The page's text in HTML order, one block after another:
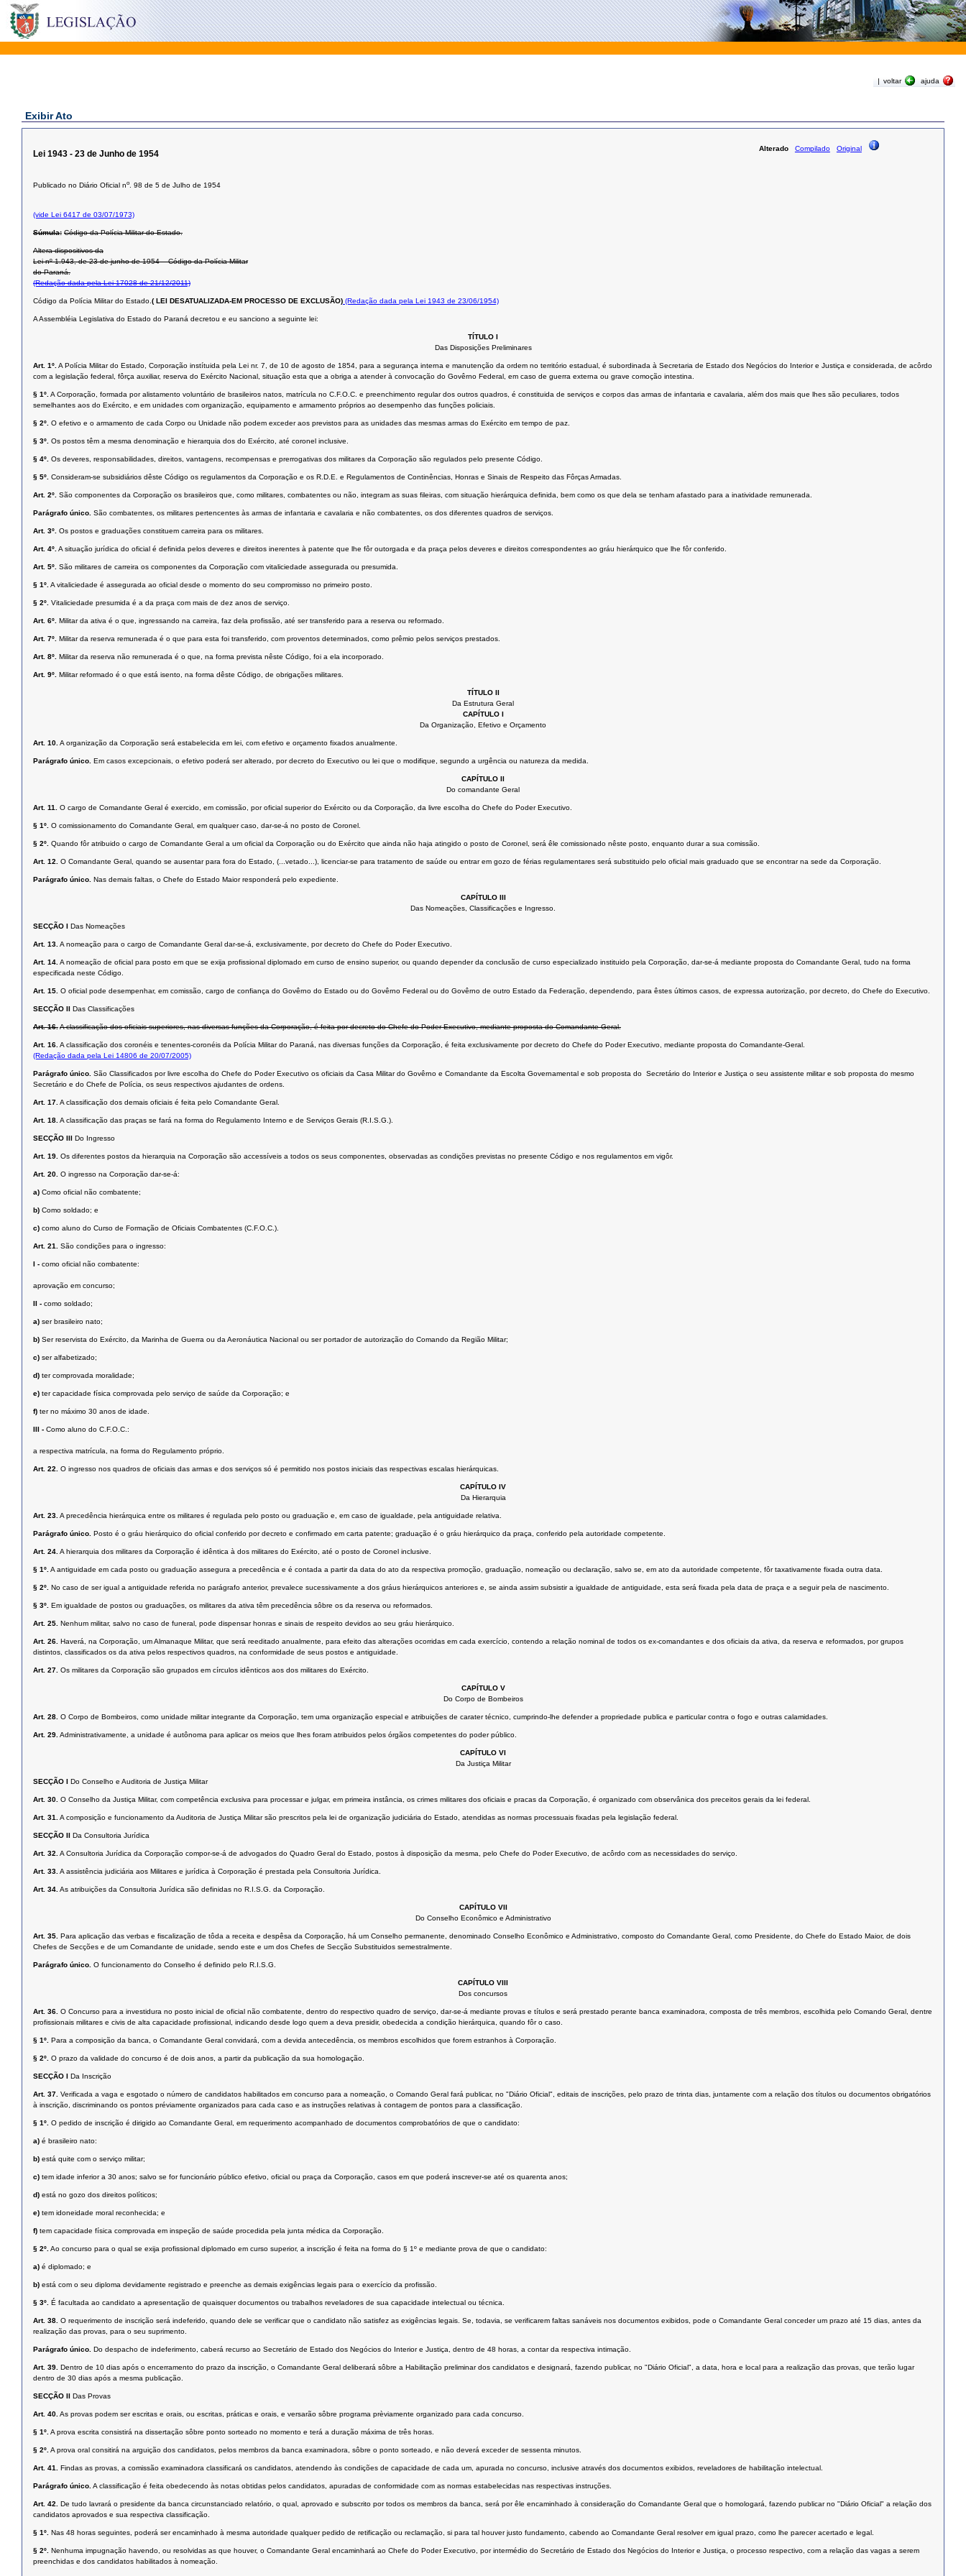
| voltar ajuda
Exibir Ato
Alterado Compilado Original
Lei 1943 - 23 de Junho de 1954
Publicado no Diário Oficial no. 98 de 5 de Julho de 1954
(vide Lei 6417 de 03/07/1973)
Súmula: Código da Polícia Militar do Estado.
Altera dispositivos da
Lei nº 1.943, de 23 de junho de 1954 – Código da Polícia Militar
do Paraná.
(Redação dada pela Lei 17028 de 21/12/2011)
Código da Polícia Militar do Estado. ( LEI DESATUALIZADA-EM PROCESSO DE EXCLUSÃO) (Redação dada pela Lei 1943 de 23/06/1954)
A Assembléia Legislativa do Estado do Paraná decretou e eu sanciono a seguinte lei:
TÍTULO I
Das Disposições Preliminares
Art. 1º. A Polícia Militar do Estado, Corporação instítuida pela Lei nr. 7, de 10 de agosto de 1854, para a segurança interna e manutenção da ordem no território estadual, é subordinada à Secretaria de Estado dos Negócios do Interior e Justiça e considerada, de acôrdo
com a legislação federal, fôrça auxiliar, reserva do Exército Nacional, situação esta que a obriga a atender à convocação do Govêrno Federal, em caso de guerra externa ou grave comoção intestina.
§ 1º. A Corporação, formada por alistamento voluntário de brasileiros natos, matrícula no C.F.O.C. e preenchimento regular dos outros quadros, é constituida de serviços e corpos das armas de infantaria e cavalaria, além dos mais que lhes são peculiares, todos
semelhantes aos do Exército, e em unidades com organização, equipamento e armamento próprios ao desempenho das funções policiais.
§ 2º. O efetivo e o armamento de cada Corpo ou Unidade não podem exceder aos previstos para as unidades das mesmas armas do Exército em tempo de paz.
§ 3º. Os postos têm a mesma denominação e hierarquia dos do Exército, até coronel inclusive.
§ 4º. Os deveres, responsabilidades, direitos, vantagens, recompensas e prerrogativas dos militares da Corporação são regulados pelo presente Código.
§ 5º. Consideram-se subsidiários dêste Código os regulamentos da Corporação e os R.D.E. e Regulamentos de Continências, Honras e Sinais de Respeito das Fôrças Armadas.
Art. 2º. São componentes da Corporação os brasileiros que, como militares, combatentes ou não, integram as suas fileiras, com situação hierárquica definida, bem como os que dela se tenham afastado para a inatividade remunerada.
Parágrafo único. São combatentes, os militares pertencentes às armas de infantaria e cavalaria e não combatentes, os dos diferentes quadros de serviços.
Art. 3º. Os postos e graduações constituem carreira para os militares.
Art. 4º. A situação jurídica do oficial é definida pelos deveres e direitos inerentes à patente que lhe fôr outorgada e da praça pelos deveres e direitos correspondentes ao gráu hierárquico que lhe fôr conferido.
Art. 5º. São militares de carreira os componentes da Corporação com vitaliciedade assegurada ou presumida.
§ 1º. A vitaliciedade é assegurada ao oficial desde o momento do seu compromisso no primeiro posto.
§ 2º. Vitaliciedade presumida é a da praça com mais de dez anos de serviço.
Art. 6º. Militar da ativa é o que, ingressando na carreira, faz dela profissão, até ser transferido para a reserva ou reformado.
Art. 7º. Militar da reserva remunerada é o que para esta foi transferido, com proventos determinados, como prêmio pelos serviços prestados.
Art. 8º. Militar da reserva não remunerada é o que, na forma prevista nêste Código, foi a ela incorporado.
Art. 9º. Militar reformado é o que está isento, na forma dêste Código, de obrigações militares.
TÍTULO II
Da Estrutura Geral
CAPÍTULO I
Da Organização, Efetivo e Orçamento
Art. 10. A organização da Corporação será estabelecida em lei, com efetivo e orçamento fixados anualmente.
Parágrafo único. Em casos excepcionais, o efetivo poderá ser alterado, por decreto do Executivo ou lei que o modifique, segundo a urgência ou natureza da medida.
CAPÍTULO II
Do comandante Geral
Art. 11. O cargo de Comandante Geral é exercido, em comissão, por oficial superior do Exército ou da Corporação, da livre escolha do Chefe do Poder Executivo.
§ 1º. O comissionamento do Comandante Geral, em qualquer caso, dar-se-á no posto de Coronel.
§ 2º. Quando fôr atribuido o cargo de Comandante Geral a um oficial da Corporação ou do Exército que ainda não haja atingido o posto de Coronel, será êle comissionado nêste posto, enquanto durar a sua comissão.
Art. 12. O Comandante Geral, quando se ausentar para fora do Estado, (...vetado...), licenciar-se para tratamento de saúde ou entrar em gozo de férias regulamentares será substituido pelo oficial mais graduado que se encontrar na sede da Corporação.
Parágrafo único. Nas demais faltas, o Chefe do Estado Maior responderá pelo expediente.
CAPÍTULO III
Das Nomeações, Classificações e Ingresso.
SECÇÃO I Das Nomeações
Art. 13. A nomeação para o cargo de Comandante Geral dar-se-á, exclusivamente, por decreto do Chefe do Poder Executivo.
Art. 14. A nomeação de oficial para posto em que se exija profissional diplomado em curso de ensino superior, ou quando depender da conclusão de curso especializado instituido pela Corporação, dar-se-á mediante proposta do Comandante Geral, tudo na forma
especificada neste Código.
Art. 15. O oficial pode desempenhar, em comissão, cargo de confiança do Govêrno do Estado ou do Govêrno Federal ou do Govêrno de outro Estado da Federação, dependendo, para êstes últimos casos, de expressa autorização, por decreto, do Chefe do Executivo.
SECÇÃO II Das Classificações
Art. 16.A classificação dos oficiais superiores, nas diversas funções da Corporação, é feita por decreto do Chefe do Poder Executivo, mediante proposta do Comandante Geral.
Art. 16. A classificação dos coronéis e tenentes-coronéis da Polícia Militar do Paraná, nas diversas funções da Corporação, é feita exclusivamente por decreto do Chefe do Poder Executivo, mediante proposta do Comandante-Geral.
(Redação dada pela Lei 14806 de 20/07/2005)
Parágrafo único. São Classificados por livre escolha do Chefe do Poder Executivo os oficiais da Casa Militar do Govêrno e Comandante da Escolta Governamental e sob proposta do Secretário do Interior e Justiça o seu assistente militar e sob proposta do mesmo
Secretário e do Chefe de Polícia, os seus respectivos ajudantes de ordens.
Art. 17. A classificação dos demais oficiais é feita pelo Comandante Geral.
Art. 18. A classificação das praças se fará na forma do Regulamento Interno e de Serviços Gerais (R.I.S.G.).
SECÇÃO III Do Ingresso
Art. 19. Os diferentes postos da hierarquia na Corporação são accessíveis a todos os seus componentes, observadas as condições previstas no presente Código e nos regulamentos em vigôr.
Art. 20. O ingresso na Corporação dar-se-á:
a) Como oficial não combatente;
b) Como soldado; e
c) como aluno do Curso de Formação de Oficiais Combatentes (C.F.O.C.).
Art. 21. São condições para o ingresso:
I - como oficial não combatente:
aprovação em concurso;
II - como soldado;
a) ser brasileiro nato;
b) Ser reservista do Exército, da Marinha de Guerra ou da Aeronáutica Nacional ou ser portador de autorização do Comando da Região Militar;
c) ser alfabetizado;
d) ter comprovada moralidade;
e) ter capacidade física comprovada pelo serviço de saúde da Corporação; e
f) ter no máximo 30 anos de idade.
III - Como aluno do C.F.O.C.:
a respectiva matrícula, na forma do Regulamento próprio.
Art. 22. O ingresso nos quadros de oficiais das armas e dos serviços só é permitido nos postos iniciais das respectivas escalas hierárquicas.
CAPÍTULO IV
Da Hierarquia
Art. 23. A precedência hierárquica entre os militares é regulada pelo posto ou graduação e, em caso de igualdade, pela antiguidade relativa.
Parágrafo único. Posto é o gráu hierárquico do oficial conferido por decreto e confirmado em carta patente; graduação é o gráu hierárquico da praça, conferido pela autoridade competente.
Art. 24. A hierarquia dos militares da Corporação é idêntica à dos militares do Exército, até o posto de Coronel inclusive.
§ 1º. A antiguidade em cada posto ou graduação assegura a precedência e é contada a partir da data do ato da respectiva promoção, graduação, nomeação ou declaração, salvo se, em ato da autoridade competente, fôr taxativamente fixada outra data.
§ 2º. No caso de ser igual a antiguidade referida no parágrafo anterior, prevalece sucessivamente a dos gráus hierárquicos anteriores e, se ainda assim subsistir a igualdade de antiguidade, esta será fixada pela data de praça e a seguir pela de nascimento.
§ 3º. Em igualdade de postos ou graduações, os militares da ativa têm precedência sôbre os da reserva ou reformados.
Art. 25. Nenhum militar, salvo no caso de funeral, pode dispensar honras e sinais de respeito devidos ao seu gráu hierárquico.
Art. 26. Haverá, na Corporação, um Almanaque Militar, que será reeditado anualmente, para efeito das alterações ocorridas em cada exercício, contendo a relação nominal de todos os ex-comandantes e dos oficiais da ativa, da reserva e reformados, por grupos
distintos, classificados os da ativa pelos respectivos quadros, na conformidade de seus postos e antiguidade.
Art. 27. Os militares da Corporação são grupados em círculos idênticos aos dos militares do Exército.
CAPÍTULO V
Do Corpo de Bombeiros
Art. 28. O Corpo de Bombeiros, como unidade militar integrante da Corporação, tem uma organização especial e atribuições de carater técnico, cumprindo-lhe defender a propriedade publica e particular contra o fogo e outras calamidades.
Art. 29. Administrativamente, a unidade é autônoma para aplicar os meios que lhes foram atribuidos pelos órgãos competentes do poder público.
CAPÍTULO VI
Da Justiça Militar
SECÇÃO I Do Conselho e Auditoria de Justiça Militar
Art. 30. O Conselho da Justiça Militar, com competência exclusiva para processar e julgar, em primeira instância, os crimes militares dos oficiais e pracas da Corporação, é organizado com observânica dos preceitos gerais da lei federal.
Art. 31. A composição e funcionamento da Auditoria de Justiça Militar são prescritos pela lei de organização judiciária do Estado, atendidas as normas processuais fixadas pela legislação federal.
SECÇÃO II Da Consultoria Jurídica
Art. 32. A Consultoria Jurídica da Corporação compor-se-á de advogados do Quadro Geral do Estado, postos à disposição da mesma, pelo Chefe do Poder Executivo, de acôrdo com as necessidades do serviço.
Art. 33. A assistência judiciária aos Militares e jurídica à Corporação é prestada pela Consultoria Jurídica.
Art. 34. As atribuições da Consultoria Jurídica são definidas no R.I.S.G. da Corporação.
CAPÍTULO VII
Do Conselho Econômico e Administrativo
Art. 35. Para aplicação das verbas e fiscalização de tôda a receita e despêsa da Corporação, há um Conselho permanente, denominado Conselho Econômico e Administrativo, composto do Comandante Geral, como Presidente, do Chefe do Estado Maior, de dois
Chefes de Secções e de um Comandante de unidade, sendo este e um dos Chefes de Secção Substituidos semestralmente.
Parágrafo único. O funcionamento do Conselho é definido pelo R.I.S.G.
CAPÍTULO VIII
Dos concursos
Art. 36. O Concurso para a investidura no posto inicial de oficial não combatente, dentro do respectivo quadro de serviço, dar-se-á mediante provas e títulos e será prestado perante banca examinadora, composta de três membros, escolhida pelo Comando Geral, dentre
profissionais militares e civis de alta capacidade profissional, indicando desde logo quem a deva presidir, obedecida a condição hierárquica, quando fôr o caso.
§ 1º. Para a composição da banca, o Comandante Geral convidará, com a devida antecedência, os membros escolhidos que forem estranhos à Corporação.
§ 2º. O prazo da validade do concurso é de dois anos, a partir da publicação da sua homologação.
SECÇÃO I Da Inscrição
Art. 37. Verificada a vaga e esgotado o número de candidatos habilitados em concurso para a nomeação, o Comando Geral fará publicar, no "Diário Oficial", editais de inscrições, pelo prazo de trinta dias, juntamente com a relação dos títulos ou documentos obrigatórios
à inscrição, discriminando os pontos préviamente organizados para cada caso e as instruções relativas à contagem de pontos para a classificação.
§ 1º. O pedido de inscrição é dirigido ao Comandante Geral, em requerimento acompanhado de documentos comprobatórios de que o candidato:
a) é brasileiro nato:
b) está quite com o serviço militar;
c) tem idade inferior a 30 anos; salvo se for funcionário público efetivo, oficial ou praça da Corporação, casos em que poderá inscrever-se até os quarenta anos;
d) está no gozo dos direitos políticos;
e) tem idoneidade moral reconhecida; e
f) tem capacidade física comprovada em inspeção de saúde procedida pela junta médica da Corporação.
§ 2º. Ao concurso para o qual se exija profissional diplomado em curso superior, a inscrição é feita na forma do § 1º e mediante prova de que o candidato:
a) é diplomado; e
b) está com o seu diploma devidamente registrado e preenche as demais exigências legais para o exercício da profissão.
§ 3º. É facultada ao candidato a apresentação de quaisquer documentos ou trabalhos reveladores de sua capacidade intelectual ou técnica.
Art. 38. O requerimento de inscrição será indeferido, quando dele se verificar que o candidato não satisfez as exigências legais. Se, todavia, se verificarem faltas sanáveis nos documentos exibidos, pode o Comandante Geral conceder um prazo até 15 dias, antes da
realização das provas, para o seu suprimento.
Parágrafo único. Do despacho de indeferimento, caberá recurso ao Secretário de Estado dos Negócios do Interior e Justiça, dentro de 48 horas, a contar da respectiva intimação.
Art. 39. Dentro de 10 dias após o encerramento do prazo da inscrição, o Comandante Geral deliberará sôbre a Habilitação preliminar dos candidatos e designará, fazendo publicar, no "Diário Oficial", a data, hora e local para a realização das provas, que terão lugar
dentro de 30 dias após a mesma publicação.
SECÇÃO II Das Provas
Art. 40. As provas podem ser escritas e orais, ou escritas, práticas e orais, e versarão sôbre programa prèviamente organizado para cada concurso.
§ 1º. A prova escrita consistirá na dissertação sôbre ponto sorteado no momento e terá a duração máxima de três horas.
§ 2º. A prova oral consitirá na arguição dos candidatos, pelos membros da banca examinadora, sôbre o ponto sorteado, e não deverá exceder de sessenta minutos.
Art. 41. Findas as provas, a comissão examinadora classificará os candidatos, atendendo às condições de capacidade de cada um, apurada no concurso, inclusive através dos documentos exibidos, reveladores de habilitação intelectual.
Parágrafo único. A classificação é feita obedecendo às notas obtidas pelos candidatos, apuradas de conformidade com as normas estabelecidas nas respectivas instruções.
Art. 42.
De tudo lavrará o presidente da banca circunstanciado relatório, o qual, aprovado e subscrito por todos os membros da banca, será por êle encaminhado à consideração do Comandante Geral que o homologará, fazendo publicar no "Diário Oficial" a relação dos
candidatos aprovados e sua respectiva classificação.
§ 1º. Nas 48 horas seguintes, poderá ser encaminhado à mesma autoridade qualquer pedido de retificação ou reclamação, si para tal houver justo fundamento, cabendo ao Comandante Geral resolver em igual prazo, como lhe parecer acertado e legal.
§ 2º. Nenhuma impugnação havendo, ou resolvidas as que houver, o Comandante Geral encaminhará ao Chefe do Poder Executivo, por intermédio do Secretário de Estado dos Negócios do Interior e Justiça, o processo respectivo, com a relação das vagas a serem
preenchidas e dos candidatos habilitados à nomeação.